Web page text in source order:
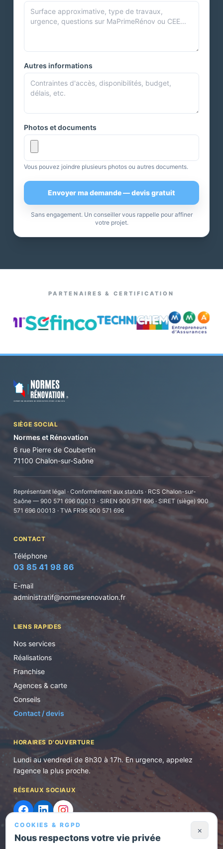
Autres informations
Photos et documents
Vous pouvez joindre plusieurs photos ou autres documents.
Envoyer ma demande — devis gratuit
Sans engagement. Un conseiller vous rappelle pour affiner
votre projet.
PARTENAIRES & CERTIFICATION
SIÈGE SOCIAL
Normes et Rénovation
6 rue Pierre de Coubertin
71100 Chalon-sur-Saône
Représentant légal · Conformément aux statuts · RCS Chalon-sur-
Saône — 900 571 696 00013 · SIREN 900 571 696 · SIRET (siège) 900
571 696 00013 · TVA FR96 900 571 696
CONTACT
Téléphone
03 85 41 98 86
E-mail
administratif@normesrenovation.fr
LIENS RAPIDES
Nos services
Réalisations
Franchise
Agences & carte
Conseils
Contact / devis
HORAIRES D'OUVERTURE
Lundi au vendredi de 8h30 à 17h. En urgence, appelez
l'agence la plus proche.
RÉSEAUX SOCIAUX
COOKIES & RGPD
Nous respectons votre vie privée
×